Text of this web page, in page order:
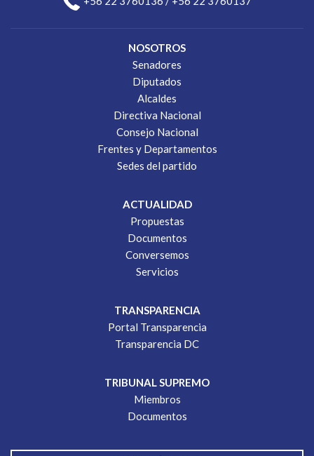
NOSOTROS
Senadores
Diputados
Alcaldes
Directiva Nacional
Consejo Nacional
Frentes y Departamentos
Sedes del partido
ACTUALIDAD
Propuestas
Documentos
Conversemos
Servicios
TRANSPARENCIA
Portal Transparencia
Transparencia DC
TRIBUNAL SUPREMO
Miembros
Documentos